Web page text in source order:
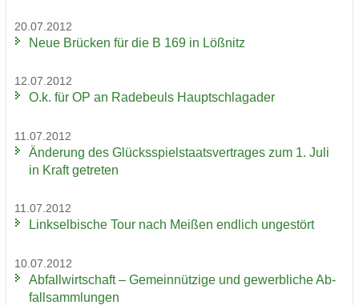
20.07.2012
Neue Brü­cken für die B 169 in Löß­nitz
12.07.2012
O.k. für OP an Ra­de­beuls Haupt­schlag­ader
11.07.2012
Än­de­rung des Glücks­spiel­staats­ver­tra­ges zum 1. Juli
in Kraft ge­tre­ten
11.07.2012
Linksel­bi­sche Tour nach Mei­ßen end­lich un­ge­stört
10.07.2012
Ab­fall­wirt­schaft – Ge­mein­nüt­zi­ge und ge­werb­li­che Ab­
fall­samm­lun­gen